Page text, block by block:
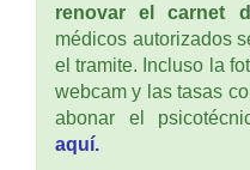
renovar el carnet
médicos autorizados
el tramite. Incluso la
webcam y las tasas
abonar el
aquí.